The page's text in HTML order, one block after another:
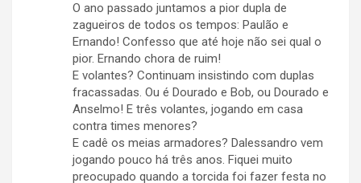
O ano passado juntamos a pior dupla de
zagueiros de todos os tempos: Paulão e
Ernando! Confesso que até hoje não sei qual o
pior. Ernando chora de ruim!
E volantes? Continuam insistindo com duplas
fracassadas. Ou é Dourado e Bob, ou Dourado e
Anselmo! E três volantes, jogando em casa
contra times menores?
E cadê os meias armadores? Dalessandro vem
jogando pouco há três anos. Fiquei muito
preocupado quando a torcida foi fazer festa no